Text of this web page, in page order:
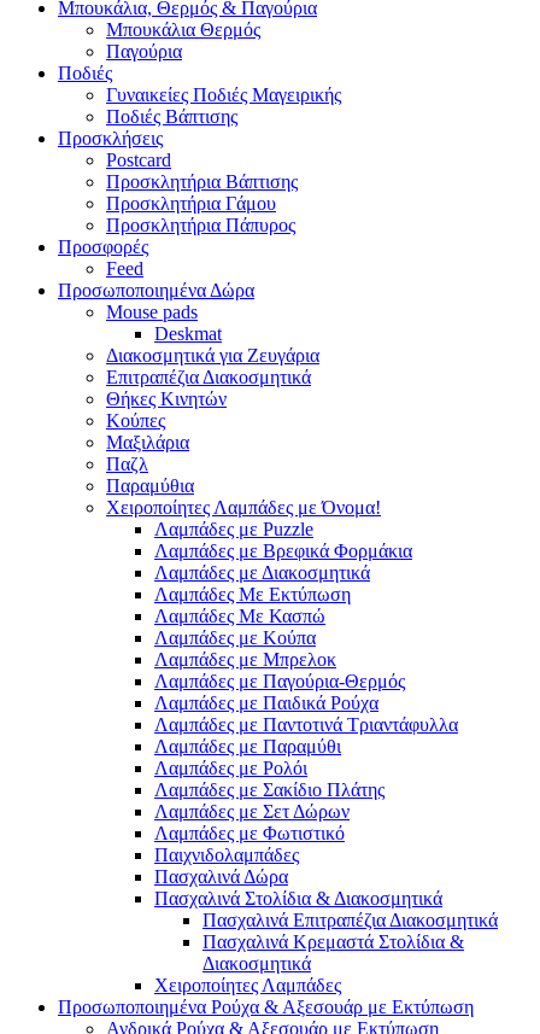
Μπουκάλια, Θερμός & Παγούρια
Μπουκάλια Θερμός
Παγούρια
Ποδιές
Γυναικείες Ποδιές Μαγειρικής
Ποδιές Βάπτισης
Προσκλήσεις
Postcard
Προσκλητήρια Βάπτισης
Προσκλητήρια Γάμου
Προσκλητήρια Πάπυρος
Προσφορές
Feed
Προσωποποιημένα Δώρα
Mouse pads
Deskmat
Διακοσμητικά για Ζευγάρια
Επιτραπέζια Διακοσμητικά
Θήκες Κινητών
Κούπες
Μαξιλάρια
Παζλ
Παραμύθια
Χειροποίητες Λαμπάδες με Όνομα!
Λαμπάδες με Puzzle
Λαμπάδες με Βρεφικά Φορμάκια
Λαμπάδες με Διακοσμητικά
Λαμπάδες Με Εκτύπωση
Λαμπάδες Με Κασπώ
Λαμπάδες με Κούπα
Λαμπάδες με Μπρελοκ
Λαμπάδες με Παγούρια-Θερμός
Λαμπάδες με Παιδικά Ρούχα
Λαμπάδες με Παντοτινά Τριαντάφυλλα
Λαμπάδες με Παραμύθι
Λαμπάδες με Ρολόι
Λαμπάδες με Σακίδιο Πλάτης
Λαμπάδες με Σετ Δώρων
Λαμπάδες με Φωτιστικό
Παιχνιδολαμπάδες
Πασχαλινά Δώρα
Πασχαλινά Στολίδια & Διακοσμητικά
Πασχαλινά Επιτραπέζια Διακοσμητικά
Πασχαλινά Κρεμαστά Στολίδια &
Διακοσμητικά
Χειροποίητες Λαμπάδες
Προσωποποιημένα Ρούχα & Αξεσουάρ με Εκτύπωση
Ανδρικά Ρούχα & Αξεσουάρ με Εκτύπωση